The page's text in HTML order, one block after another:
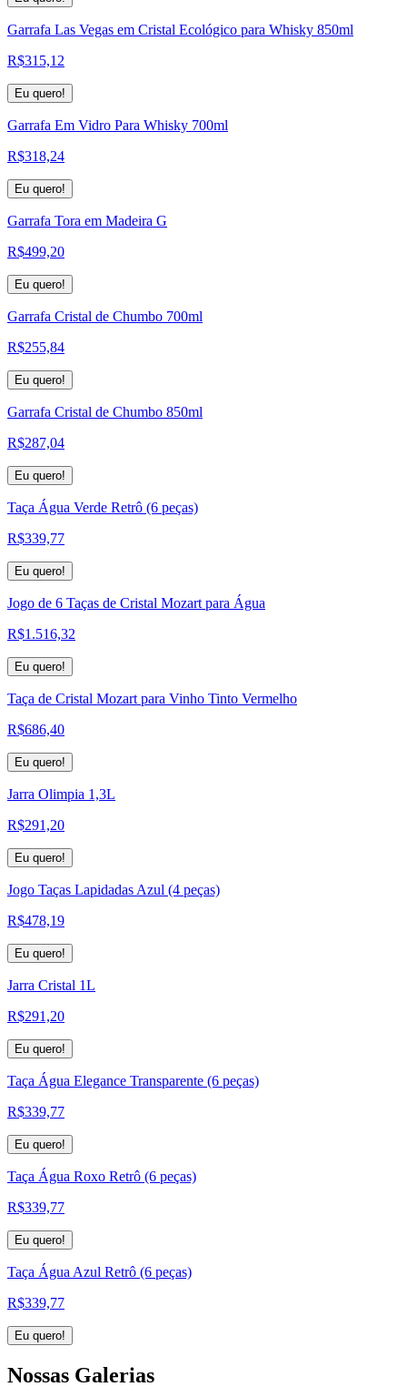
Garrafa Las Vegas em Cristal Ecológico para Whisky 850ml
R$315,12
Eu quero!
Garrafa Em Vidro Para Whisky 700ml
R$318,24
Eu quero!
Garrafa Tora em Madeira G
R$499,20
Eu quero!
Garrafa Cristal de Chumbo 700ml
R$255,84
Eu quero!
Garrafa Cristal de Chumbo 850ml
R$287,04
Eu quero!
Taça Água Verde Retrô (6 peças)
R$339,77
Eu quero!
Jogo de 6 Taças de Cristal Mozart para Água
R$1.516,32
Eu quero!
Taça de Cristal Mozart para Vinho Tinto Vermelho
R$686,40
Eu quero!
Jarra Olimpia 1,3L
R$291,20
Eu quero!
Jogo Taças Lapidadas Azul (4 peças)
R$478,19
Eu quero!
Jarra Cristal 1L
R$291,20
Eu quero!
Taça Água Elegance Transparente (6 peças)
R$339,77
Eu quero!
Taça Água Roxo Retrô (6 peças)
R$339,77
Eu quero!
Taça Água Azul Retrô (6 peças)
R$339,77
Eu quero!
Nossas Galerias